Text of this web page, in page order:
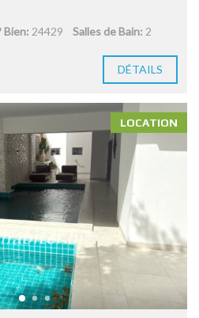
Bien: 24429 Salles de Bain: 2
DÉTAILS
LOCATION